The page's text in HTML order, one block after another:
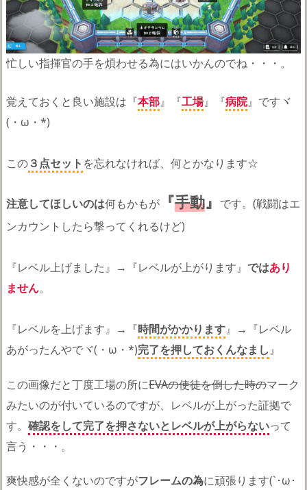
忙しい指揮官の手を煩わせる為にはいかんのでね・・・。
覚えておくと良い施設は『本部』『工場』『病院』ですヾ
(・ω・*)
この３点セット を忘れなければ、何とかなります☆
注意してほしいのは何もかもが 『手動』 です。(戦闘はエ
ンカウントしたら撃ってくれるけど)
『レベル上げました』→『レベルが上がります』 ではあり
ません。
『レベルを上げます』→『時間がかかります』→『レベル
あがったんやでヾ(・ω・*)完了を押しておくんなまし』
この画像だと丁度工場の所にEVAの使徒を倒した時のマーク
みたいのが付いているのですが、レベルが上がった証拠で
す。 確認をして完了を押さないとレベルが上がらないって
言う・・・。
爽快感が全くないのですがフレームの為に頑張ります(`･ω･